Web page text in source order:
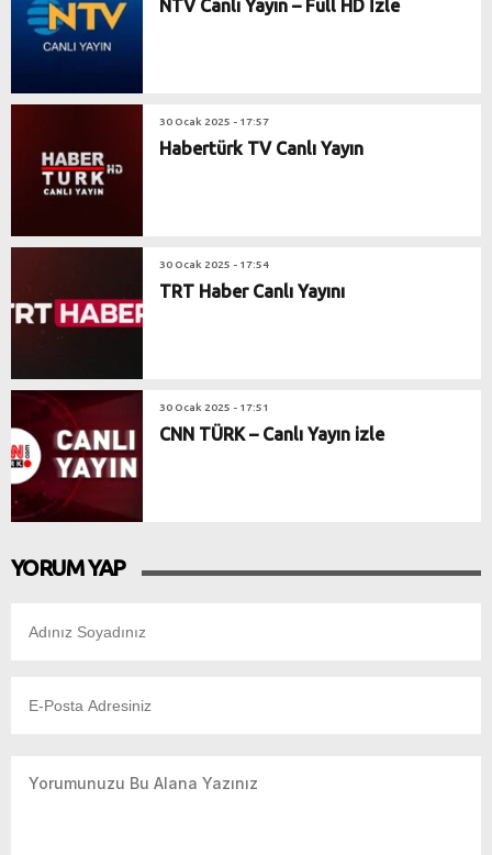
NTV Canlı Yayın – Full HD İzle
30 Ocak 2025 - 17:57
Habertürk TV Canlı Yayın
30 Ocak 2025 - 17:54
TRT Haber Canlı Yayını
30 Ocak 2025 - 17:51
CNN TÜRK – Canlı Yayın izle
YORUM YAP